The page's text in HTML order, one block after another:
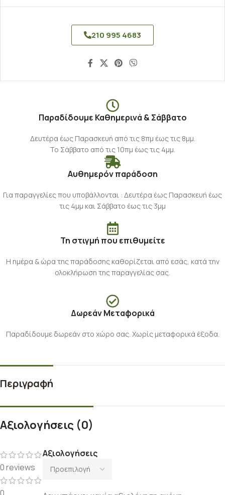
210 995 4683
Παραδίδουμε Καθημερινά & Σάββατο
Δευτέρα έως Παρασκευή από τις 8πμ έως τις 8μμ.
Το Σάββατο από τις 10πμ έως τις 4μμ.
Αυθημερόν παράδοση
Για παραγγελίες που υποβάλλονται : Δευτέρα έως Παρασκευή έως
τις 4μμ και Σάββατο έως τις 3μμ
Τη στιγμή που επιθυμείτε
Η ημέρα & ώρα της παράδοσης καθορίζεται από εσάς, κατά την
ολοκλήρωση της παραγγελίας σας.
Δωρεάν Μεταφορικά
Παραδίδουμε δωρεάν στο χώρο σας. Χωρίς μεταφορικά έξοδα.
Περιγραφή
Αξιολογήσεις (0)
0 reviews
Αξιολογήσεις